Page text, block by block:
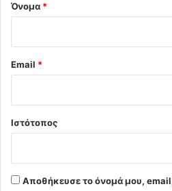
Όνομα *
Email *
Ιστότοπος
Αποθήκευσε το όνομά μου,